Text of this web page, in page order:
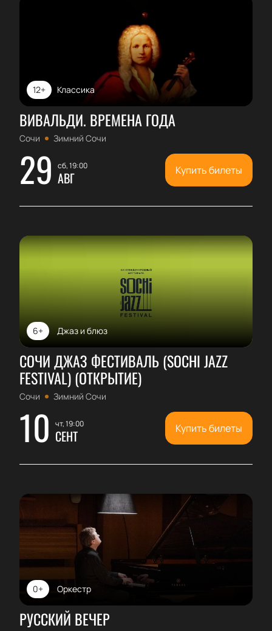
Классика
12+
ВИВАЛЬДИ. ВРЕМЕНА ГОДА
Сочи Зимний Сочи
29 сб, 19:00
АВГ Купить билеты
Джаз и блюз
6+
СОЧИ ДЖАЗ ФЕСТИВАЛЬ (SOCHI JAZZ
FESTIVAL) (ОТКРЫТИЕ)
Сочи Зимний Сочи
10 чт, 19:00
СЕНТ Купить билеты
Оркестр
0+
РУССКИЙ ВЕЧЕР